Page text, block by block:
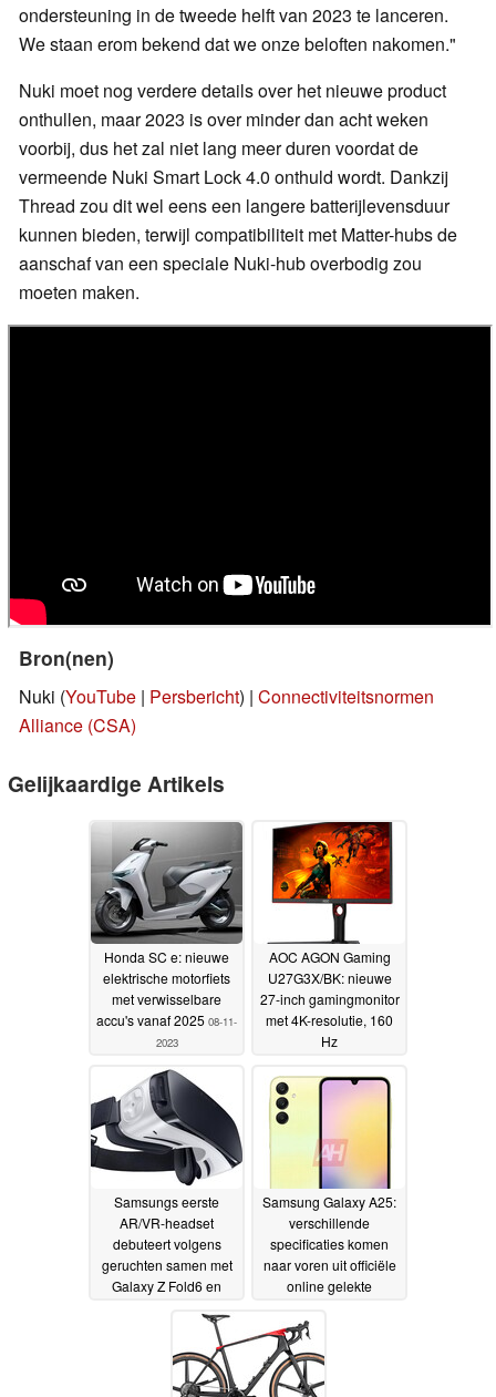
ondersteuning in de tweede helft van 2023 te lanceren.
We staan erom bekend dat we onze beloften nakomen."
Nuki moet nog verdere details over het nieuwe product
onthullen, maar 2023 is over minder dan acht weken
voorbij, dus het zal niet lang meer duren voordat de
vermeende Nuki Smart Lock 4.0 onthuld wordt. Dankzij
Thread zou dit wel eens een langere batterijlevensduur
kunnen bieden, terwijl compatibiliteit met Matter-hubs de
aanschaf van een speciale Nuki-hub overbodig zou
moeten maken.
Bron(nen)
Nuki (YouTube | Persbericht) | Connectiviteitsnormen
Alliance (CSA)
Gelijkaardige Artikels
Honda SC e: nieuwe
elektrische motorfiets
met verwisselbare
accu's vanaf 2025 08-11-
2023
AOC AGON Gaming
U27G3X/BK: nieuwe
27-inch gamingmonitor
met 4K-resolutie, 160
Hz
moderne poorten08-11-
Samsungs eerste
AR/VR-headset
debuteert volgens
geruchten samen met
Galaxy Z Fold6 en
Samsung Galaxy A25:
verschillende
specificaties komen
naar voren uit officiële
online gelekte